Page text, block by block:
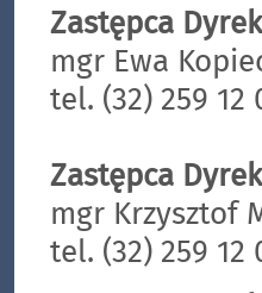
Zastępca
mgr Ewa
tel. (32) 259
Zastępca
mgr Krzysztof
tel. (32) 259